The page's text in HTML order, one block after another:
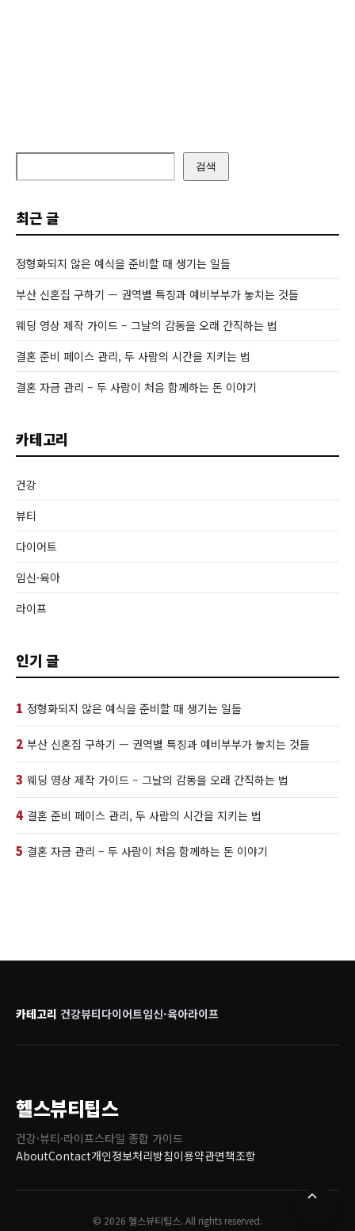
검색
최근 글
정형화되지 않은 예식을 준비할 때 생기는 일들
부산 신혼집 구하기 — 권역별 특징과 예비부부가 놓치는 것들
웨딩 영상 제작 가이드 – 그날의 감동을 오래 간직하는 법
결혼 준비 페이스 관리, 두 사람의 시간을 지키는 법
결혼 자금 관리 – 두 사람이 처음 함께하는 돈 이야기
카테고리
건강
뷰티
다이어트
임신·육아
라이프
인기 글
1 정형화되지 않은 예식을 준비할 때 생기는 일들
2 부산 신혼집 구하기 — 권역별 특징과 예비부부가 놓치는 것들
3 웨딩 영상 제작 가이드 – 그날의 감동을 오래 간직하는 법
4 결혼 준비 페이스 관리, 두 사람의 시간을 지키는 법
5 결혼 자금 관리 – 두 사람이 처음 함께하는 돈 이야기
카테고리 건강뷰티다이어트임신·육아라이프
헬스뷰티팁스
건강·뷰티·라이프스타일 종합 가이드
AboutContact개인정보처리방침이용약관면책조항
© 2026 헬스뷰티팁스. All rights reserved.